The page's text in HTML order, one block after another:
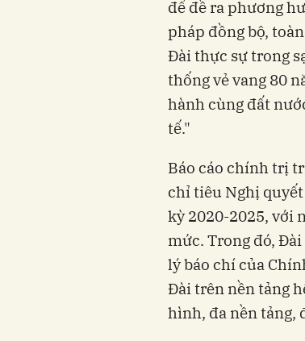
để đề ra phương
pháp đồng bộ,
Đài thực sự trong
thống vẻ vang 80
hành cùng đất
tế."
Báo cáo chính trị
chỉ tiêu Nghị
kỳ 2020-2025, với
mức. Trong đó,
lý báo chí của
Đài trên nền tảng
hình, đa nền tảng,